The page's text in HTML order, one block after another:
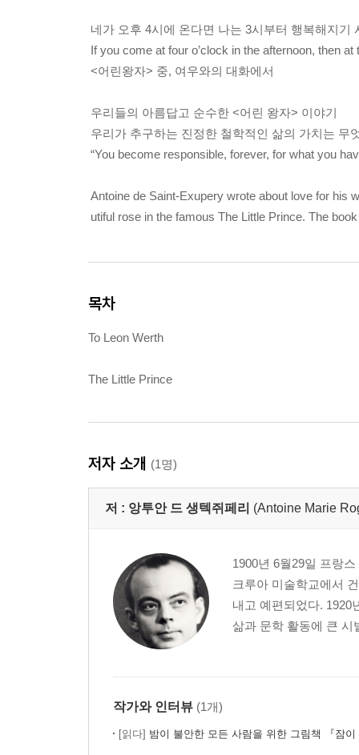
네가 오후 4시에 온다면 나는 3시부터 행복해지기
If you come at four o’clock in the afternoon, then
<어린왕자> 중, 여우와의 대화에서
우리들의 아름답고 순수한 <어린 왕자> 이야기
우리가 추구하는 진정한 철학적인 삶의 가치는 무
“You become responsible, forever, for what you
Antoine de Saint-Exupery wrote about love for his
utiful rose in the famous The Little Prince. The
목차
To Leon Werth
The Little Prince
저자 소개 (1명)
저 : 앙투안 드 생텍쥐페리 (Antoine Marie
1900년 6월29일 프랑
크루아 미술학교에서
내고 예편되었다. 1920
삶과 문학 활동에 큰 시
작가와 인터뷰 (1개)
[읽다] 밤이 불안한 모든 사람을 위한 그림책 『잠이 달아